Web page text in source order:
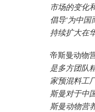
市场的变化
倡导‘为中
持续扩大在
帝斯曼动物
是多方团队
家预混料工
斯曼对于中
斯曼动物营